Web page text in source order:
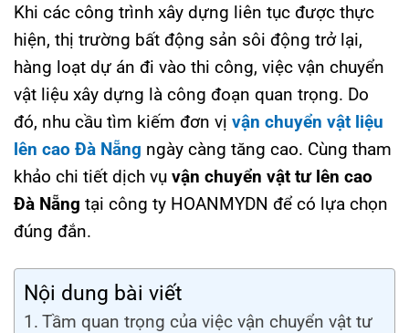
Khi các công trình xây dựng liên tục được thực
hiện, thị trường bất động sản sôi động trở lại,
hàng loạt dự án đi vào thi công, việc vận chuyển
vật liệu xây dựng là công đoạn quan trọng. Do
đó, nhu cầu tìm kiếm đơn vị vận chuyển vật liệu
lên cao Đà Nẵng ngày càng tăng cao. Cùng tham
khảo chi tiết dịch vụ vận chuyển vật tư lên cao
Đà Nẵng tại công ty HOANMYDN để có lựa chọn
đúng đắn.
Nội dung bài viết
Tầm quan trọng của việc vận chuyển vật tư